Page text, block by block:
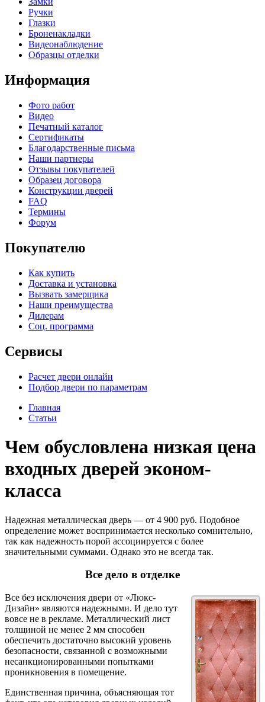
Ручки
Глазки
Броненакладки
Видеонаблюдение
Образцы отделки
Информация
Фото работ
Видео
Печатный каталог
Сертификаты
Благодарственные письма
Наши партнеры
Отзывы покупателей
Образец договора
Конструкции дверей
FAQ
Термины
Форум
Покупателю
Как купить
Доставка и установка
Вызвать замерщика
Наши преимущества
Дилерам
Соц. программа
Сервисы
Расчет двери онлайн
Подбор двери по параметрам
Главная
Статьи
Чем обусловлена низкая цена
входных дверей эконом-
класса
Надежная металлическая дверь — от 4 900 руб. Подобное
определение может воспринимается несколько сомнительно,
так как надежность порой ассоциируется с более
значительными суммами. Однако это не всегда так.
Все дело в отделке
Все без исключения двери от «Люкс-
Дизайн» являются надежными. И дело тут
вовсе не в рекламе. Металлический лист
толщиной не менее 2 мм способен
обеспечить достаточно высокий уровень
безопасности, связанной с возможными
несанкционированными попытками
проникновения в помещение.
Единственная причина, объясняющая тот